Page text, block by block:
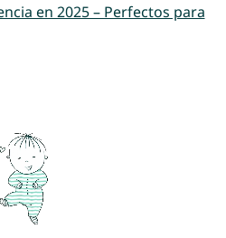
en 2025 – Perfectos para